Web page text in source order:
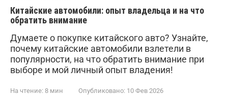
Китайские автомобили: опыт владельца и на что
обратить внимание
Думаете о покупке китайского авто? Узнайте,
почему китайские автомобили взлетели в
популярности, на что обратить внимание при
выборе и мой личный опыт владения!
На чтение: 8 мин Опубликовано: 10 Фев 2026